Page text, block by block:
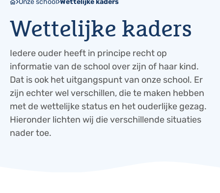
Onze school Wettelijke kaders
Wettelijke kaders
Iedere ouder heeft in principe recht op
informatie van de school over zijn of haar kind.
Dat is ook het uitgangspunt van onze school. Er
zijn echter wel verschillen, die te maken hebben
met de wettelijke status en het ouderlijke gezag.
Hieronder lichten wij die verschillende situaties
nader toe.